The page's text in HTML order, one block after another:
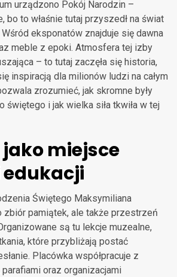
urządzono Pokój Narodzin –
bo to właśnie tutaj przyszedł na świat
eksponatów znajduje się dawna
meble z epoki. Atmosfera tej izby
– to tutaj zaczęła się historia,
inspiracją dla milionów ludzi na całym
zrozumieć, jak skromne były
świętego i jak wielka siła tkwiła w tej
miejsce
edukacji
Świętego Maksymiliana
zbiór pamiątek, ale także przestrzeń
są tu lekcje muzealne,
które przybliżają postać
Placówka współpracuje z
parafiami oraz organizacjami